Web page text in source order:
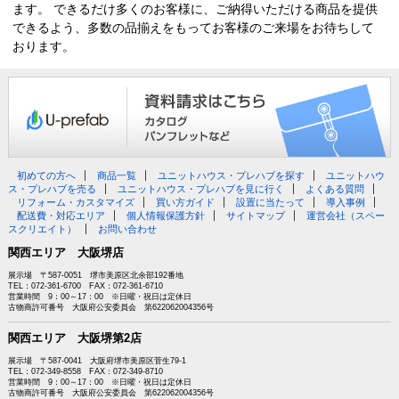
ます。 できるだけ多くのお客様に、ご納得いただける商品を提供
できるよう、多数の品揃えをもってお客様のご来場をお待ちして
おります。
初めての方へ 商品一覧 ユニットハウス・プレハブを探す
ユニットハウ
ス・プレハブを売る
ユニットハウス・プレハブを見に行く
よくある質問
リフォーム・カスタマイズ
買い方ガイド 設置に当たって
導入事例
配送費・対応エリア
個人情報保護方針 サイトマップ
運営会社（スペー
スクリエイト）
お問い合わせ
関西エリア 大阪堺店
展示場 〒587-0051 堺市美原区北余部192番地
TEL：072-361-6700 FAX：072-361-6710
営業時間 9：00～17：00 ※日曜・祝日は定休日
古物商許可番号 大阪府公安委員会 第622062004356号
関西エリア 大阪堺第2店
展示場 〒587-0041 大阪府堺市美原区菅生79-1
TEL：072-349-8558 FAX：072-349-8710
営業時間 9：00～17：00 ※日曜・祝日は定休日
古物商許可番号 大阪府公安委員会 第622062004356号